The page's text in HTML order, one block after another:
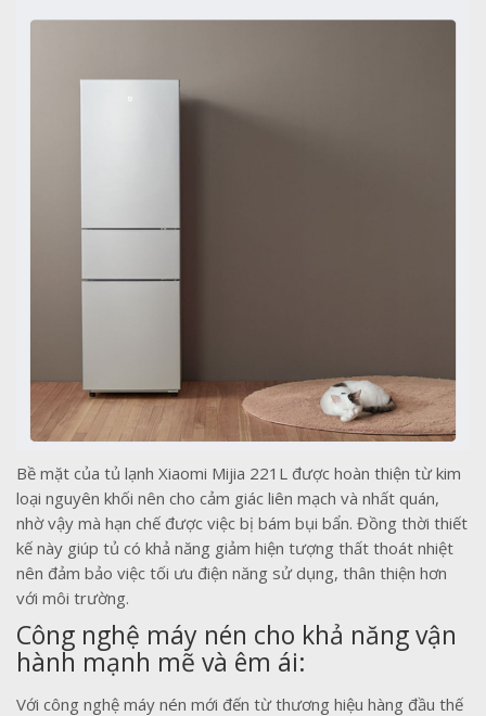
Bề mặt của tủ lạnh Xiaomi Mijia 221L được hoàn thiện từ kim
loại nguyên khối nên cho cảm giác liên mạch và nhất quán,
nhờ vậy mà hạn chế được việc bị bám bụi bẩn. Đồng thời thiết
kế này giúp tủ có khả năng giảm hiện tượng thất thoát nhiệt
nên đảm bảo việc tối ưu điện năng sử dụng, thân thiện hơn
với môi trường.
Công nghệ máy nén cho khả năng vận
hành mạnh mẽ và êm ái:
Với công nghệ máy nén mới đến từ thương hiệu hàng đầu thế